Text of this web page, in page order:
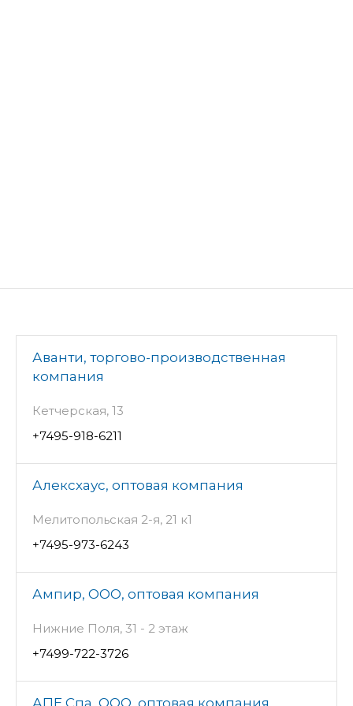
Аванти, торгово-производственная
компания
Кетчерская, 13
+7495-918-6211
Алексхаус, оптовая компания
Мелитопольская 2-я, 21 к1
+7495-973-6243
Ампир, ООО, оптовая компания
Нижние Поля, 31 - 2 этаж
+7499-722-3726
АПЕ Спа, ООО, оптовая компания